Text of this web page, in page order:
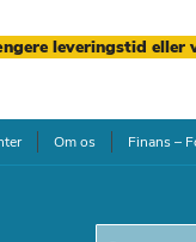
leveringstid eller
Om os Finans –